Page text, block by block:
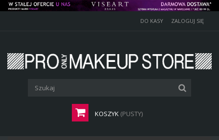
DO KASY ZALOGUJ SIĘ
KOSZYK (PUSTY)